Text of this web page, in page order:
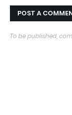
POST A
To be published,